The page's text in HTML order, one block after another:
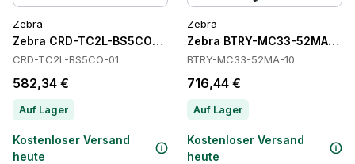
Zebra
Zebra CRD-TC2L-BS5CO-01 Cradles
CRD-TC2L-BS5CO-01
582,34 €
Auf Lager
Kostenloser Versand
heute
Zebra
Zebra BTRY-MC33-52MA-10
BTRY-MC33-52MA-10
716,44 €
Auf Lager
Kostenloser Versand
heute